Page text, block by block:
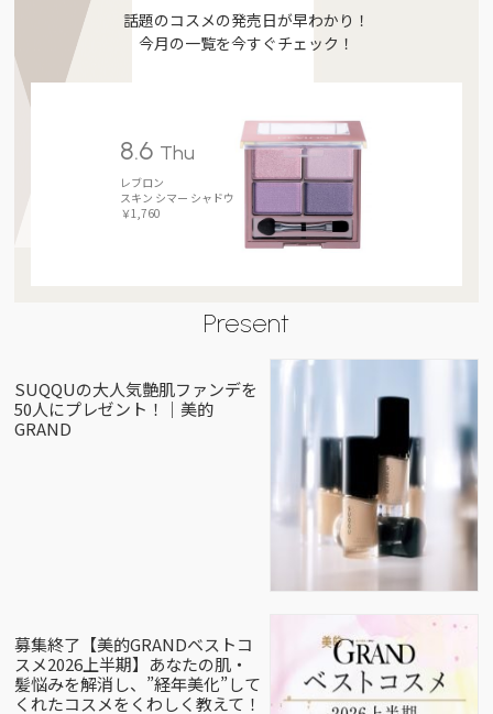
話題のコスメの発売日が早わかり！
今月の一覧を今すぐチェック！
8.6 Thu
レブロン
スキン シマー シャドウ
￥1,760
Present
SUQQUの大人気艶肌ファンデを
50人にプレゼント！｜美的
GRAND
募集終了【美的GRANDベストコ
スメ2026上半期】あなたの肌・
髪悩みを解消し、”経年美化”して
くれたコスメをくわしく教えて！